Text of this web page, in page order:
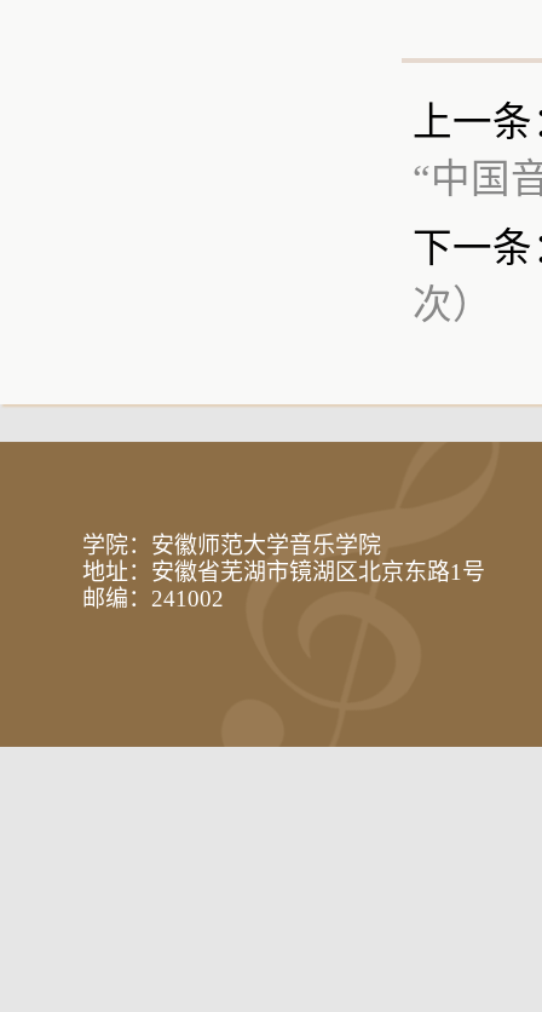
上一
“中国
下一条
次）
学院：安徽师范大学音乐学院
地址：安徽省芜湖市镜湖区北京东路1号
邮编：241002